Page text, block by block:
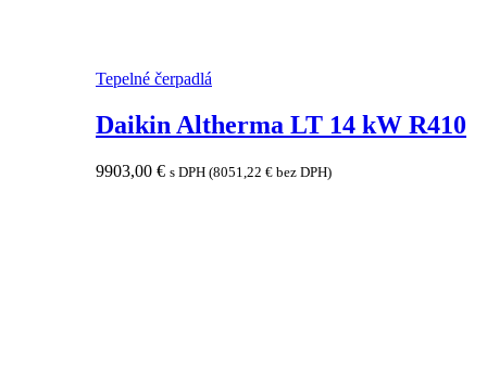
Tepelné čerpadlá
Daikin Altherma LT 14 kW R410
9903,00 € s DPH (8051,22 € bez DPH)